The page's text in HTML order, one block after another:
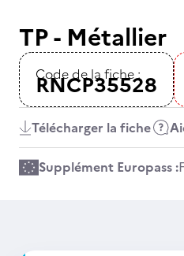
TP - Métallier
Code de la fiche :
RNCP35528
Télécharger la fiche
Supplément Europass :